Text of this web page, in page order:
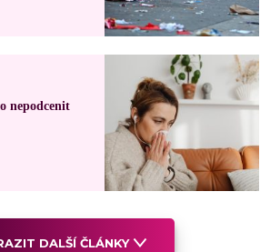
nepodcenit
DALŠÍ ČLÁNKY